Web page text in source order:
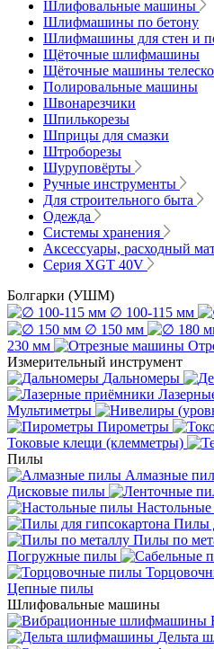
Шлифовальные машины
Шлифмашины по бетону
Шлифмашины для стен и
Щёточные шлифмашины
Щёточные машины
Полировальные машины
Швонарезчики
Шпилькорезы
Шприцы для смазки
Штроборезы
Шуруповёрты
Ручные инструменты
Для строительного быта
Одежда
Системы хранения
Аксессуары, расходный
Серия XGT 40V
Болгарки (УШМ)
∅ 100-115 мм
∅ 150 мм
230 мм
Измерительный инструмент
Дальномеры
Мультиметры
Пирометры
Токовые клещи (клемметры)
Пилы
Алмазные
Дисковые пилы
Пилы
Пилы по
Погружные пилы
Цепные пилы
Шлифовальные машины
Дельта